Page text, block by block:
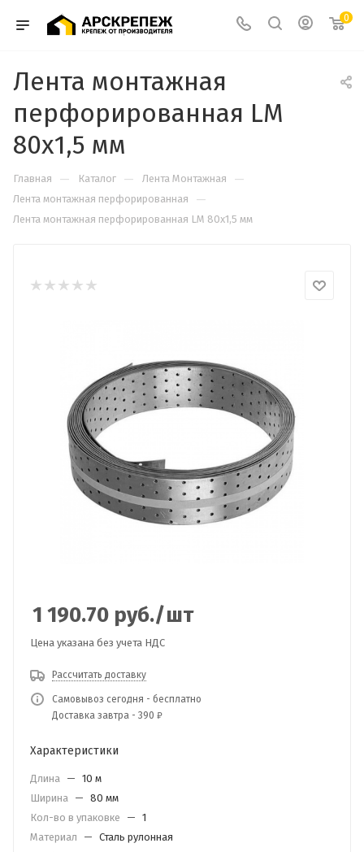
0
Лента монтажная
перфорированная LM
80х1,5 мм
Главная — Каталог — Лента Монтажная —
Лента монтажная перфорированная —
Лента монтажная перфорированная LM 80х1,5 мм
1 190.70 руб./шт
Цена указана без учета НДС
Рассчитать доставку
Самовывоз сегодня - бесплатно
Доставка завтра - 390 ₽
Характеристики
Длина — 10 м
Ширина — 80 мм
Кол-во в упаковке
— 1
Материал
— Сталь рулонная